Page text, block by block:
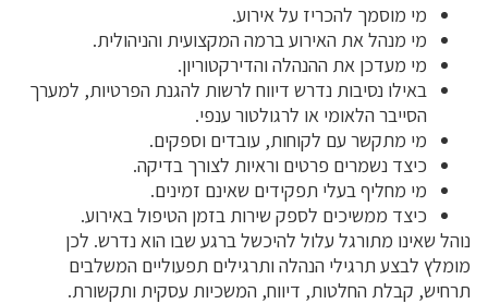
מי מוסמך להכריז על אירוע.
מי מנהל את האירוע ברמה המקצועית והניהולית.
מי מעדכן את ההנהלה והדירקטוריון.
באילו נסיבות נדרש דיווח לרשות להגנת הפרטיות, למערך
הסייבר הלאומי או לרגולטור ענפי.
מי מתקשר עם לקוחות, עובדים וספקים.
כיצד נשמרים פרטים וראיות לצורך בדיקה.
מי מחליף בעלי תפקידים שאינם זמינים.
כיצד ממשיכים לספק שירות בזמן הטיפול באירוע.
נוהל שאינו מתורגל עלול להיכשל ברגע שבו הוא נדרש. לכן
מומלץ לבצע תרגילי הנהלה ותרגילים תפעוליים המשלבים
תרחיש, קבלת החלטות, דיווח, המשכיות עסקית ותקשורת.